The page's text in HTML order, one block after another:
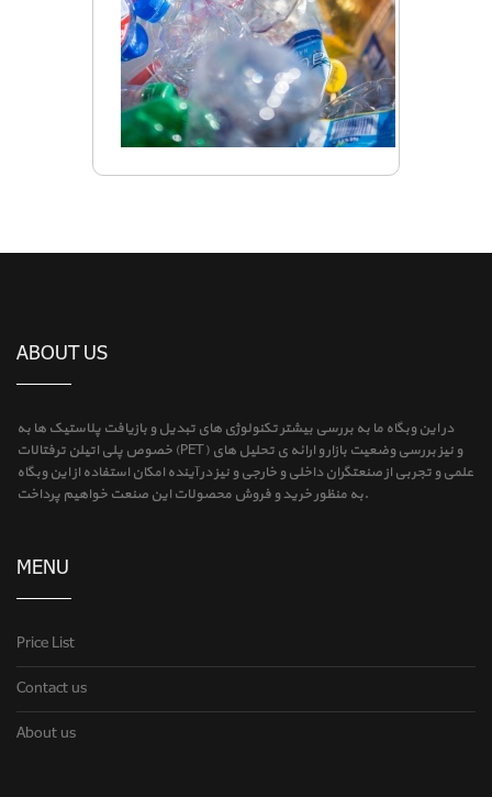
ABOUT US
در این وبگاه ما به بررسی بیشتر تکنولوژی های تبدیل و بازیافت پلاستیک ها به
خصوص پلی اتیلن ترفتالات (PET) و نیز بررسی وضعیت بازار و ارائه ی تحلیل های
علمی و تجربی از صنعتگران داخلی و خارجی و نیز در آینده امکان استفاده از این وبگاه
به منظور خرید و فروش محصولات این صنعت خواهیم پرداخت.
MENU
Price List
Contact us
About us